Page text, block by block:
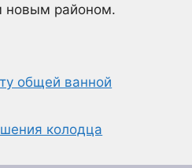
новым районом.
общей ванной
колодца